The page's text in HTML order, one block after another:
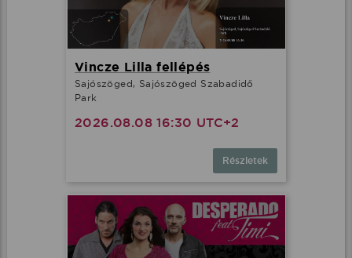
Vincze Lilla fellépés
Sajószöged, Sajószöged Szabadidő
Park
2026.08.08 16:30 UTC+2
Részletek